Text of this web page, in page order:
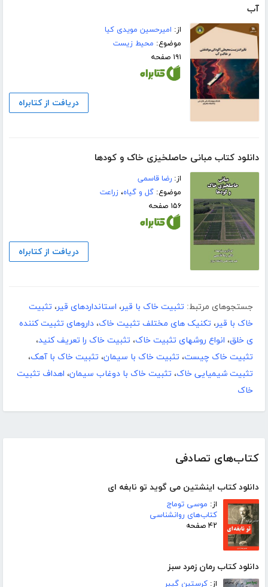
کتاب‌های تصادفی
دانلود کتاب اینشتین می گوید تو نابغه ای
از: موسی توماج
کتاب‌های روانشناسی
۴۲ صفحه
دانلود کتاب رمان زمرد سبز
از: کرستین گییر
آب
از: امیرحسین مویدی کیا
موضوع: محیط زیست
۱۹۱ صفحه
دریافت از کتابراه
دانلود کتاب مبانی حاصلخیزی خاک و کودها
از:رضا قاسمی
موضوع:گل و گیاه،زراعت
۱۵۶ صفحه
دریافت از کتابراه
جستجوهای مرتبط: تثبیت خاک با قیر، استانداردهای قیر، تثبیت
خاک با قیر، تکنیک های مختلف تثبیت خاک، داروهای تثبیت کننده
ی خلق، انواع روشهای تثبیت خاک، تثبیت خاک را تعریف کنید،
تثبیت خاک چیست، تثبیت خاک با سیمان، تثبیت خاک با آهک،
تثبیت شیمیایی خاک، تثبیت خاک با دوغاب سیمان، اهداف تثبیت
خاک